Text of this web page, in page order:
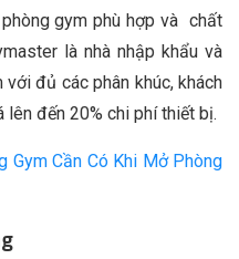
gym phù hợp và chất
là nhà nhập khẩu và
đủ các phân khúc, khách
đến 20% chi phí thiết bị.
Gym Cần Có Khi Mở Phòng